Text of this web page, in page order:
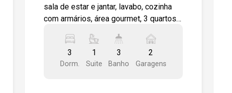
sala de estar e jantar, lavabo, cozinha
com armários, área gourmet, 3 quartos
serviço e wc externo. Pisos em
porcelanato, ar condicionado na sala e
quartos, todos os ambientes
3
Dorm.
1
Suite
3
Banho
2
Garagens